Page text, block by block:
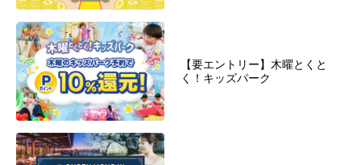
【要エントリー】木曜とくと
く！キッズパーク